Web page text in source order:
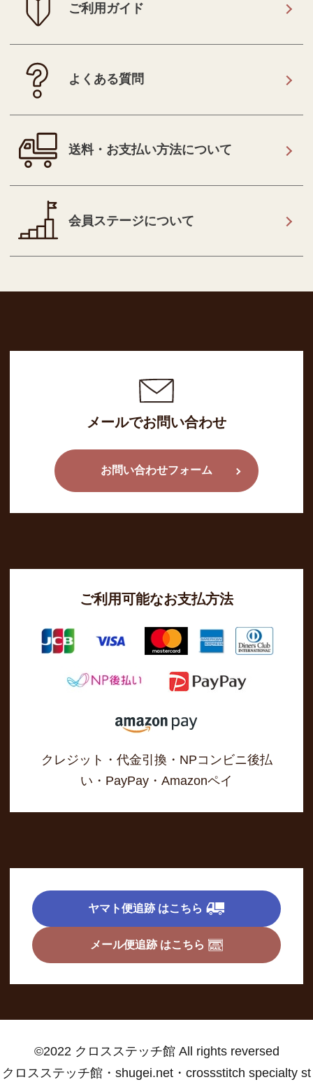
ご利用ガイド
よくある質問
送料・お支払い方法について
会員ステージについて
メールでお問い合わせ
お問い合わせフォーム
ご利用可能なお支払方法
クレジット・代金引換・NPコンビニ後払
い・PayPay・Amazonペイ
ヤマト便追跡 はこちら
メール便追跡 はこちら
©2022 クロスステッチ館 All rights reversed
クロスステッチ館・shugei.net・crossstitch specialty st